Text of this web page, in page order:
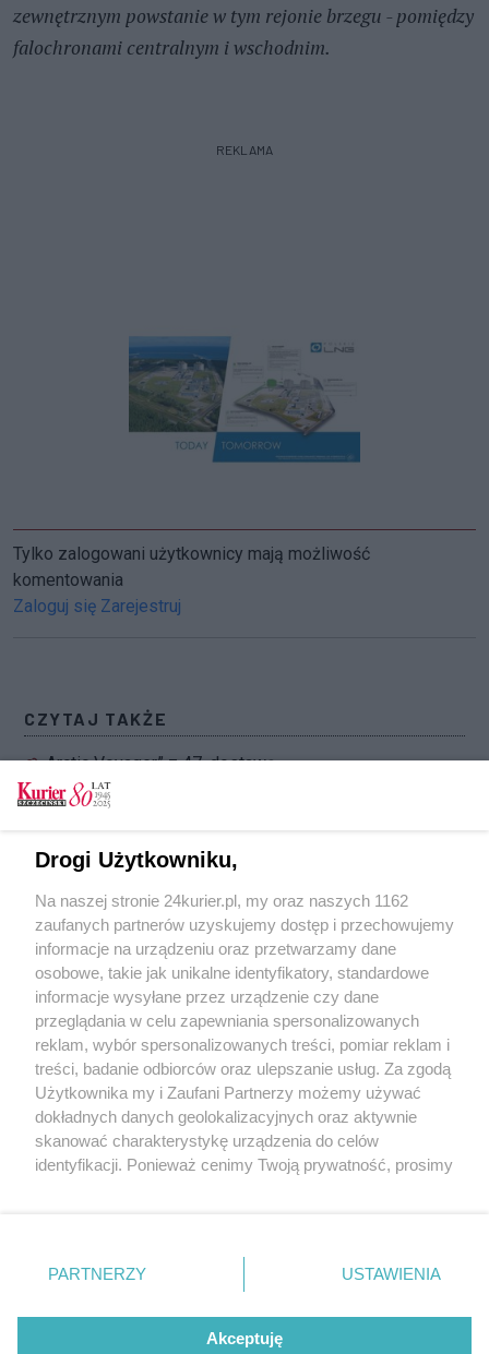
zewnętrznym powstanie w tym rejonie brzegu - pomiędzy
falochronami centralnym i wschodnim.
REKLAMA
Tylko zalogowani użytkownicy mają możliwość
komentowania
Zaloguj się Zarejestruj
CZYTAJ TAKŻE
„Arctic Voyager” z 47. dostawą
Czterdziesta dostawa LNG do Polski
Chińczycy zbudują prom na paliwo LNG
Żywioł szaleje w Świnoujściu [GALERIA, FILM]
(akt. 1)
POGODA
14℃
Zobacz prognozę na 3 dni
Copyright © 2022 Kurier Szczeciński sp. z o.o.
Wszelkie prawa zastrzeżone
Nota wydawnicza
Nota prawna
Drogi Użytkowniku,
Na naszej stronie 24kurier.pl, my oraz naszych 1162
zaufanych partnerów uzyskujemy dostęp i przechowujemy
informacje na urządzeniu oraz przetwarzamy dane
osobowe, takie jak unikalne identyfikatory, standardowe
informacje wysyłane przez urządzenie czy dane
przeglądania w celu zapewniania spersonalizowanych
reklam, wybór spersonalizowanych treści, pomiar reklam i
treści, badanie odbiorców oraz ulepszanie usług. Za zgodą
Użytkownika my i Zaufani Partnerzy możemy używać
dokładnych danych geolokalizacyjnych oraz aktywnie
skanować charakterystykę urządzenia do celów
identyfikacji. Ponieważ cenimy Twoją prywatność, prosimy
prywatności znajdujący się w lewym dolnym rogu strony
. Niektóre rodzaje przetwarzania danych nie wymagają
takiemu przetwarzaniu. Preferencje będą miały
PARTNERZY USTAWIENIA
Akceptuję